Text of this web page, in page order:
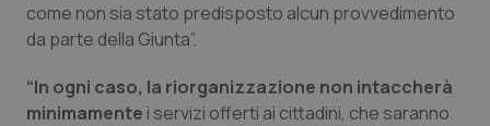
Marche
Molise
Donna & Salute
Epatiti
come non sia stato predisposto alcun provvedimento
da parte della Giunta”.
“In ogni caso, la riorganizzazione non intaccherà
minimamente i servizi offerti ai cittadini, che saranno